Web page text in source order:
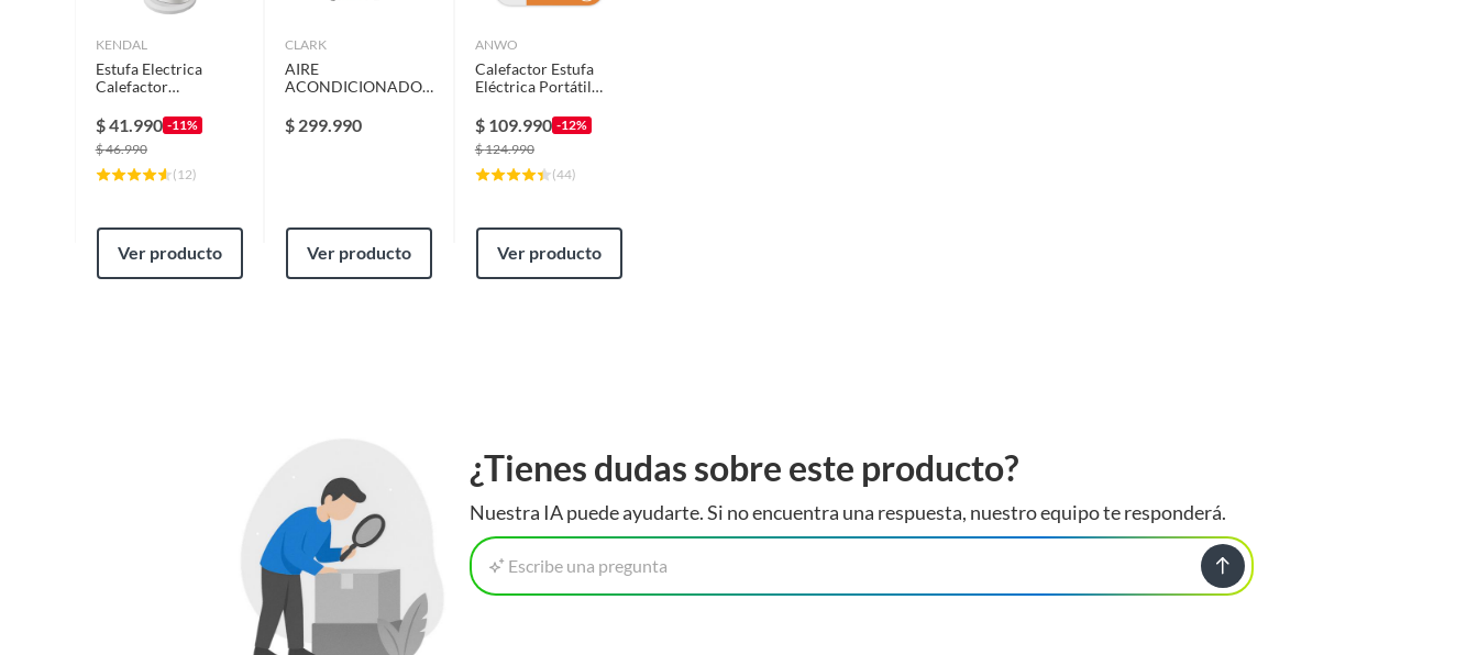
KENDAL
Estufa Electrica
Calefactor
Convector Kendal
KPTC-16
$41.990 -11%
$46.990
( 12)
Ver producto
CLARK
AIRE
ACONDICIONADO
14.000 BTU
FRIO/CALOR
$ 299.990
Ver producto
ANWO
Calefactor Estufa
Eléctrica Portátil
Liso 1500W Wifi
$ 109.990 -12%
$124.990
(44)
Ver producto
¿Tienes dudas sobre este producto?
Nuestra IA puede ayudarte. Si no encuentra una respuesta, nuestro equipo te responderá.
Escribe una pregunta